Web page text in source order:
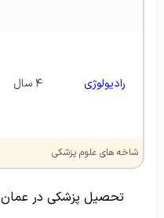
رادیولوژی ۴ سال
شاخه های علوم پزشکی
تحصیل پزشکی در عمان